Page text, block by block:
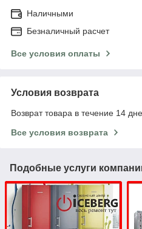
Наличными
Безналичный расчет
Все условия оплаты
Условия возврата
Возврат товара в течение 14
Все условия возврата
Подобные услуги